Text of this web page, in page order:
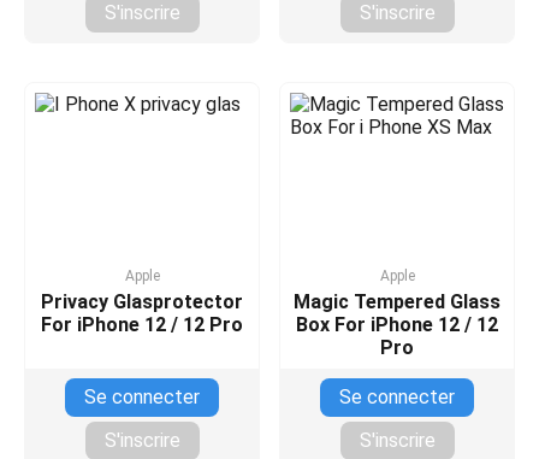
S'inscrire
S'inscrire
Apple
Privacy Glasprotector
For iPhone 12 / 12 Pro
Se connecter
S'inscrire
Apple
Magic Tempered Glass
Box For iPhone 12 / 12
Pro
Se connecter
S'inscrire